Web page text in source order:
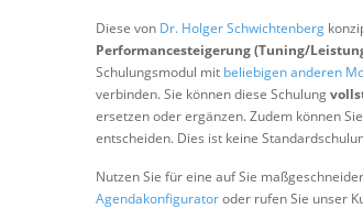
Diese von Dr. Holger Schwichtenberg
Performancesteigerung (Tuning/
Schulungsmodul mit beliebigen anderen
verbinden. Sie können diese Schulung
ersetzen oder ergänzen. Zudem können
entscheiden. Dies ist keine
Nutzen Sie für eine auf Sie
Agendakonfiguratoroder rufen Sie unser